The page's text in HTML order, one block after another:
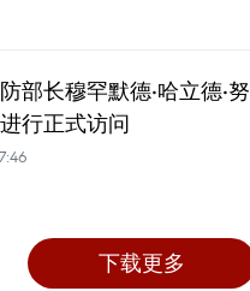
部长穆罕默德·哈立德·努
行正式访问
下载更多